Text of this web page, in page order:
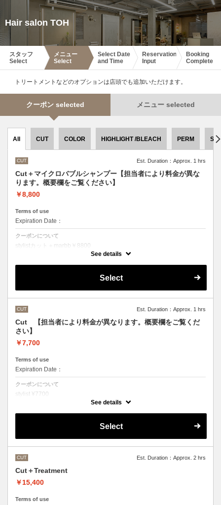
Hair salon TOH
スタッフ
Select
メニュー
Select
Select Date
and Time
Reservation
Input
Booking
Complete
トリートメントなどのオプションは店頭でも追加いただけます。
クーポン selected メニュー selected
All CUT COLOR HIGHLIGHT /BLEACH PERM
CUT Est. Duration：Approx. 1 hrs
Cut＋マイクロバブルシャンプー【担当者により料金が異な
ります。概要欄をご覧ください】
￥8,800
Terms of use
Expiration Date：
クーポンについて
stylistカット＋marbb￥8800
クバ指名カット＋marbb￥9350
シャンプースタイリング代が含まれております。
See details
Select
CUT Est. Duration：Approx. 1 hrs
Cut 【担当者により料金が異なります。概要欄をご覧くだ
さい】
￥7,700
Terms of use
Expiration Date：
クーポンについて
stylist ¥7700
シャンプースタイリング代が含まれております。
くかご来店の際にスタッフにお伝えください）
See details
Select
CUT Est. Duration：Approx. 2 hrs
Cut＋Treatment
￥15,400
Terms of use